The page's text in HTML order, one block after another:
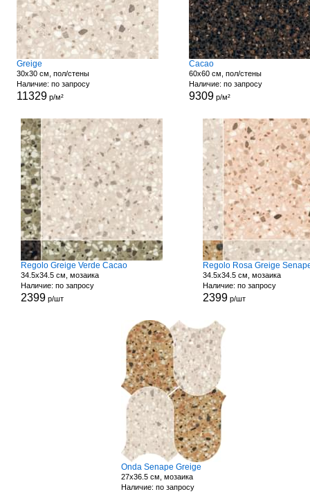
Greige
30x30 см, пол/стены
Наличие: по запросу
11329р/м²
Cacao
60x60 см, пол/стены
Наличие: по запросу
9309р/м²
Regolo Greige Verde Cacao
34.5x34.5 см, мозаика
Наличие: по запросу
2399 р/шт
Regolo Rosa Greige
34.5x34.5 см, мозаика
Наличие: по запросу
2399р/шт
Onda Senape Greige
27x36.5 см, мозаика
Наличие: по запросу